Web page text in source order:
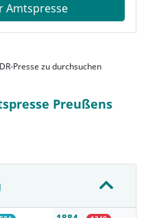
Amtspresse
Presse zu durchsuchen
Preußens